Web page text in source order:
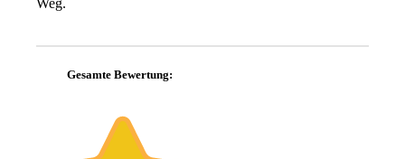
Weg.
Gesamte Bewertung: